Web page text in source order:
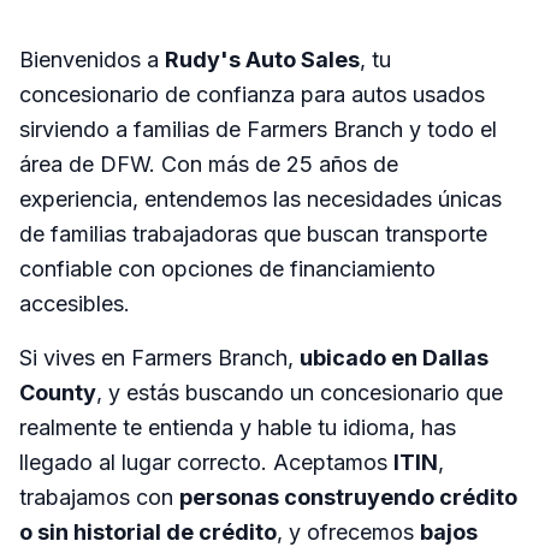
Bienvenidos a Rudy's Auto Sales, tu
concesionario de confianza para autos usados
sirviendo a familias de Farmers Branch y todo el
área de DFW. Con más de 25 años de
experiencia, entendemos las necesidades únicas
de familias trabajadoras que buscan transporte
confiable con opciones de financiamiento
accesibles.
Si vives en Farmers Branch, ubicado en Dallas
County, y estás buscando un concesionario que
realmente te entienda y hable tu idioma, has
llegado al lugar correcto. Aceptamos ITIN,
trabajamos con personas construyendo crédito
o sin historial de crédito, y ofrecemos bajos